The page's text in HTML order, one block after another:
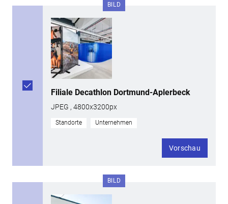
BILD
Filiale Decathlon Dortmund-Aplerbeck
JPEG , 4800x3200px
Standorte Unternehmen
Vorschau
BILD